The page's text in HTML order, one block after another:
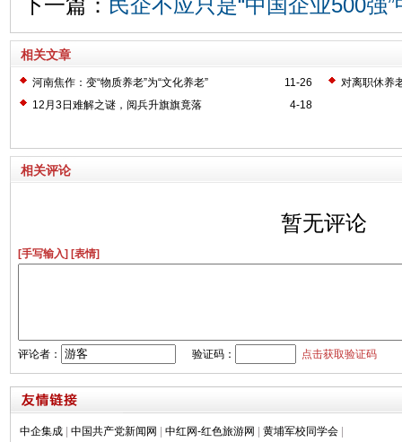
下一篇： 民企不应只是“中国企业500强
相关文章
11-26
河南焦作：变“物质养老”为“文化养老”
对离职休养
4-18
12月3日难解之谜，阅兵升旗旗竟落
相关评论
暂无评论
[手写输入] [表情]
评论者： 验证码： 点击获取验证码
中企集成 中国共产党新闻网 中红网-红色旅游网 黄埔军校同学会